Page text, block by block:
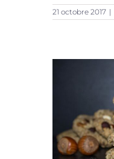
21 octobre 2017 |